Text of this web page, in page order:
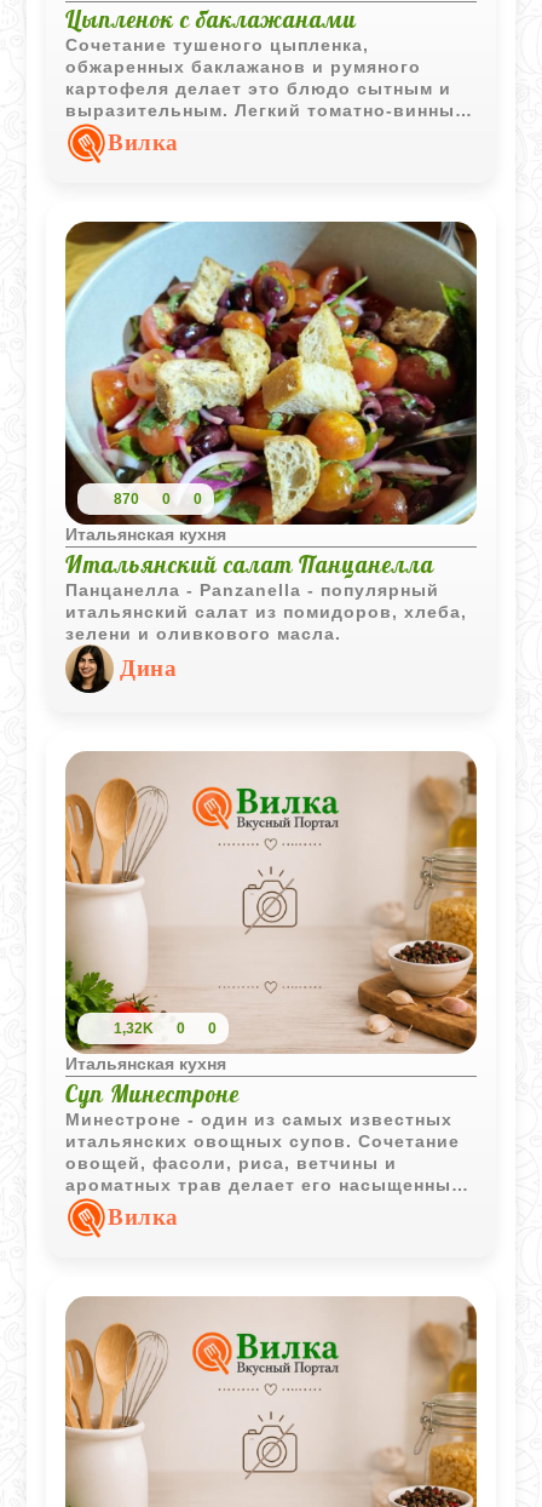
Цыпленок с баклажанами
Сочетание тушеного цыпленка,
обжаренных баклажанов и румяного
картофеля делает это блюдо сытным и
выразительным. Легкий томатно-винный
соус объединяет все компоненты и
придает им насыщенный вкус.
Вилка
870 0 0
Итальянская кухня
Итальянский салат Панцанелла
Панцанелла - Panzanella - популярный
итальянский салат из помидоров, хлеба,
зелени и оливкового масла.
Дина
1,32K 0 0
Итальянская кухня
Суп Минестроне
Минестроне - один из самых известных
итальянских овощных супов. Сочетание
овощей, фасоли, риса, ветчины и
ароматных трав делает его насыщенным,
сытным и очень домашним.
Вилка